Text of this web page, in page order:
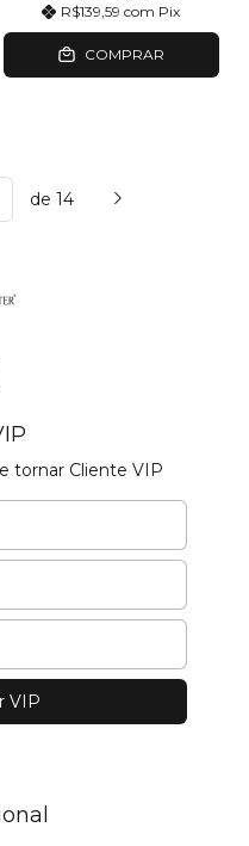
R$139,59com Pix
COMPRAR
de 14
tornar Cliente VIP